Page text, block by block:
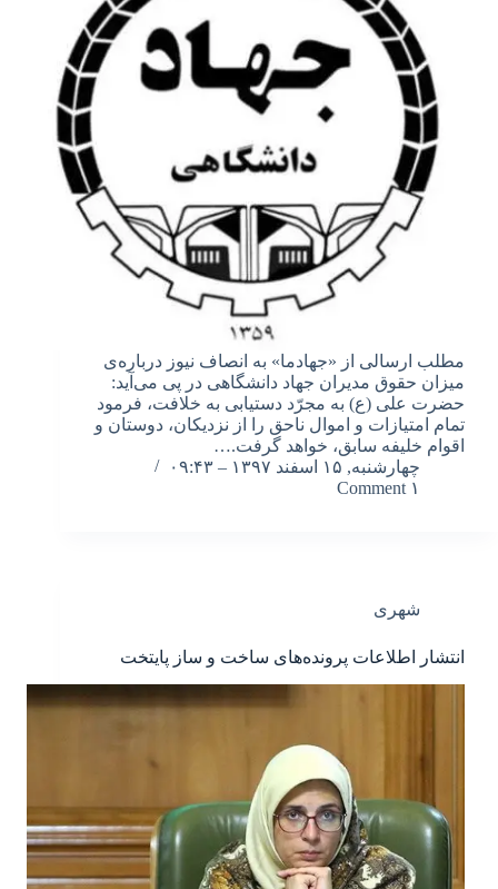
مطلب ارسالی از «جهادما» به انصاف نیوز درباره‌ی
میزان حقوق مدیران جهاد دانشگاهی در پی می‌آید:
حضرت علی (ع) به مجرّد دستیابی به خلافت، فرمود
تمام امتیازات و اموال ناحق را از نزدیکان، دوستان و
اقوام خلیفه سابق، خواهد گرفت.…
چهارشنبه, ۱۵ اسفند ۱۳۹۷ – ۰۹:۴۳
۱ Comment
شهری
انتشار اطلاعات پرونده‌های ساخت و ساز پایتخت